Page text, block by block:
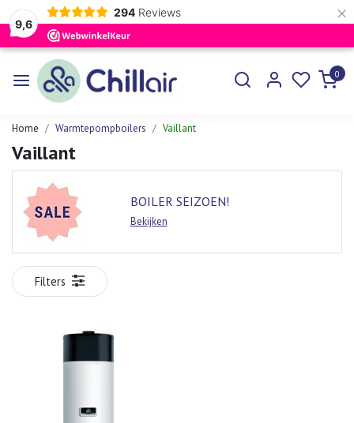
9,6
294 Reviews ×
0
Home Warmtepompboilers Vaillant
Vaillant
BOILER SEIZOEN!
Bekijken
Filters